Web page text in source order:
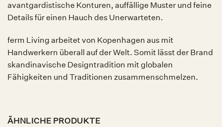
avantgardistische Konturen, auffällige Muster und feine
Details für einen Hauch des Unerwarteten.
ferm Living arbeitet von Kopenhagen aus mit
Handwerkern überall auf der Welt. Somit lässt der Brand
skandinavische Designtradition mit globalen
Fähigkeiten und Traditionen zusammenschmelzen.
ÄHNLICHE PRODUKTE